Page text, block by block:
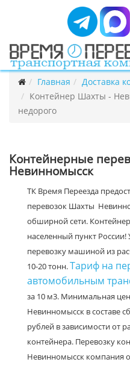
Главная
Доставка
Контейнер Шахты -
недорого
Контейнерные
Невинномысск
ТК Время Переезда
перевозок Шахты
обширной сети.
населенный пункт России!
перевозку машиной из
10-20 тонн.Тариф на
автомобильным
за 10 м3. Минимальная
Невинномысск в составе
рублей в зависимости от
контейнера. Перевозку
Невинномысск компания